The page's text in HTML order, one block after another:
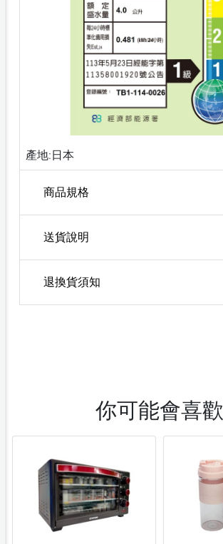
產地:日本
商品規格
送貨說明
退換貨須知
你可能會喜歡